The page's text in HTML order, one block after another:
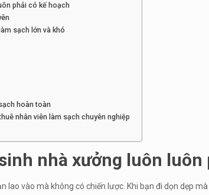
phải có kế hoạch
sạch lớn và khó
hoàn toàn
nhân viên làm sạch chuyên nghiệp
nhà xưởng luôn luôn
lao vào mà không có chiến lược. Khi bạn đi dọn dẹp